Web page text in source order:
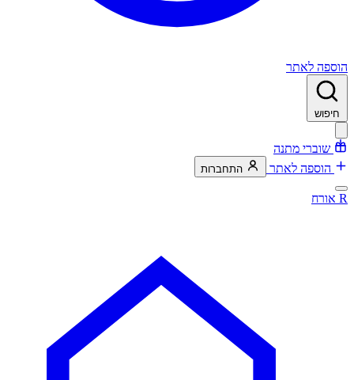
הוספה לאתר
חיפוש
שוברי מתנה
הוספה לאתר
התחברות
R אורח